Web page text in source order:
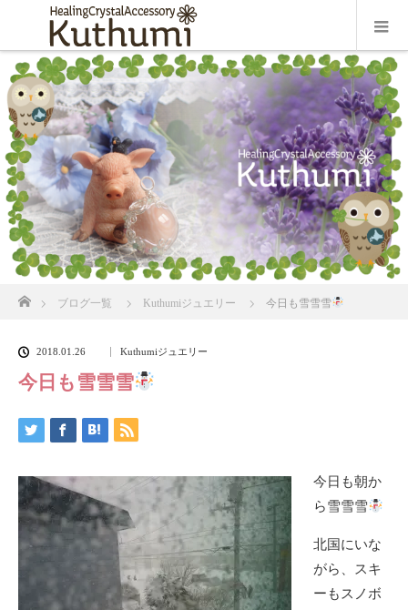
ブログ一覧 Kuthumiジュエリー 今日も雪雪雪
2018.01.26 Kuthumiジュエリー
今日も雪雪雪
今日も朝か
ら雪雪雪
北国にいな
がら、スキ
ーもスノボ